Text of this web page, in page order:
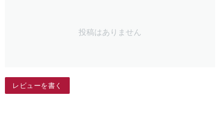
投稿はありません
レビューを書く